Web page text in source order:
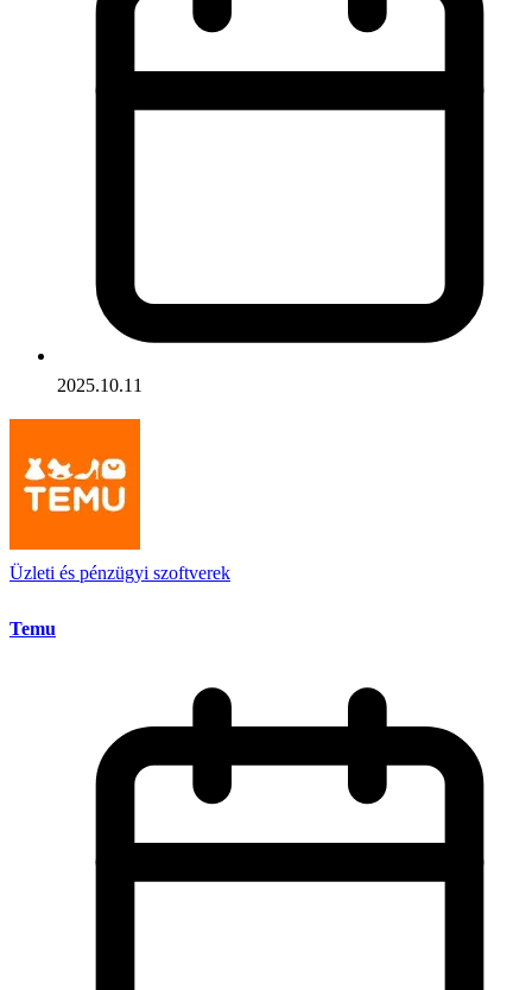
2025.10.11
Üzleti és pénzügyi szoftverek
Temu